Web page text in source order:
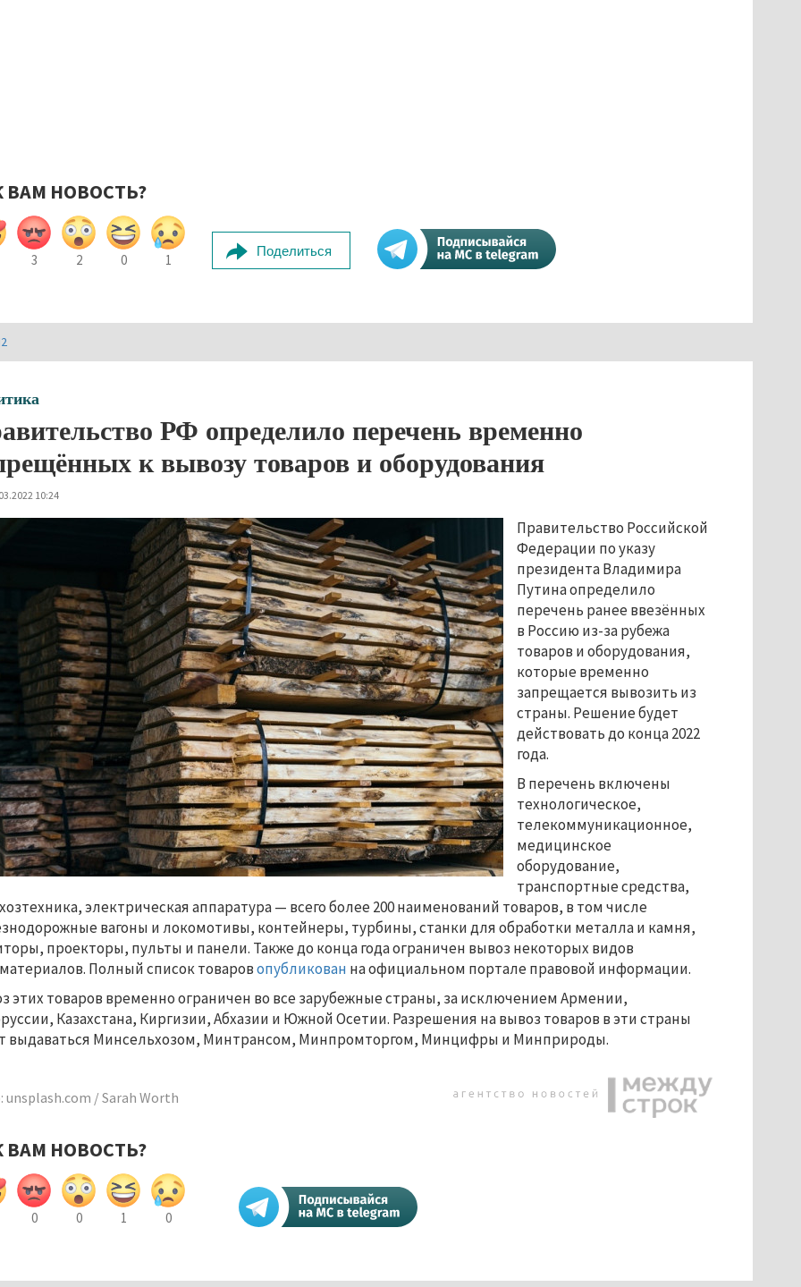
ВАМ НОВОСТЬ?
3 2 0 1
Поделиться
РФ определило перечень временно
к вывозу товаров и оборудования
10:24
Правительство Российской
Федерации по указу
президента Владимира
Путина определило
перечень ранее ввезённых
в Россию из-за рубежа
товаров и оборудования,
которые временно
запрещается вывозить из
страны. Решение будет
действовать до конца 2022
года.
В перечень включены
технологическое,
телекоммуникационное,
медицинское
оборудование,
транспортные средства,
электрическая аппаратура — всего более 200 наименований товаров, в том числе
вагоны и локомотивы, контейнеры, турбины, станки для обработки металла и камня,
проекторы, пульты и панели. Также до конца года ограничен вывоз некоторых видов
Полный список товаровопубликован на официальном портале правовой информации.
этих товаров временно ограничен во все зарубежные страны, за исключением Армении,
Казахстана, Киргизии, Абхазии и Южной Осетии. Разрешения на вывоз товаров в эти страны
выдаваться Минсельхозом, Минтрансом, Минпромторгом, Минцифры и Минприроды.
unsplash.com / Sarah Worth
ВАМ НОВОСТЬ?
0 0 1 0